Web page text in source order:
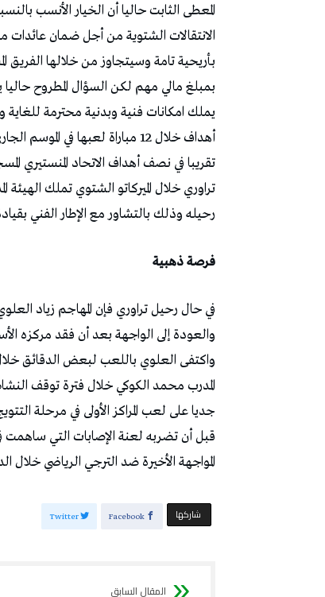
المعطى الثابت حاليا أن الخيار الأنسب
الانتقالات الشتوية من أجل ضمان عائدات
بأريحية تامة وسيتجاوز من خلالها الفريق
بمبلغ مالي مهم لكن السؤال المطروح
أهداف خلال 12 مباراة لعبها في
تراوري خلال الميركاتو الشتوي تملك
رحيله وذلك بالتشاور مع الإطار الفني
فرصة ذهبية
في حال رحيل تراوري فإن المهاجم زياد
والعودة إلى الواجهة بعد أن فقد مركزه
واكتفى العلوي باللعب لبعض الدقائق
المدرب محمد الكوكي خلال فترة توقف
جديا على لعب المراكز الأولى في مرحلة
قبل أن تضربه لعنة الإصابات التي ساهمت
المواجهة الأخيرة ضد الترجي الرياضي خلال
‫‫ شاركها‬ Facebook
Twitter